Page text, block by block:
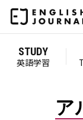
STUDY
英語学習
ア